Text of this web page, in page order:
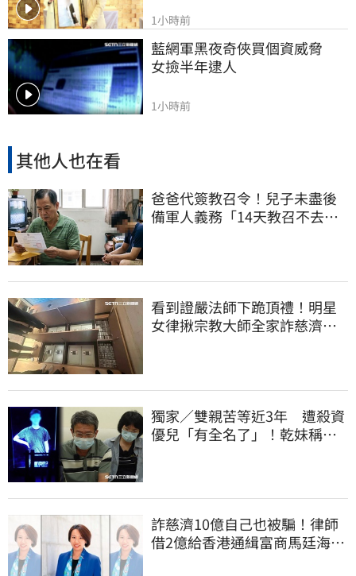
1小時前
藍網軍黑夜奇俠買個資威脅
女撿半年逮人
1小時前
其他人也在看
爸爸代簽教召令！兒子未盡後
備軍人義務「14天教召不去」
看到證嚴法師下跪頂禮！明星
女律揪宗教大師全家詐慈濟…
獨家／雙親苦等近3年 遭殺資
優兒「有全名了」！乾妹稱賠
詐慈濟10億自己也被騙！律師
借2億給香港通緝富商馬廷海建